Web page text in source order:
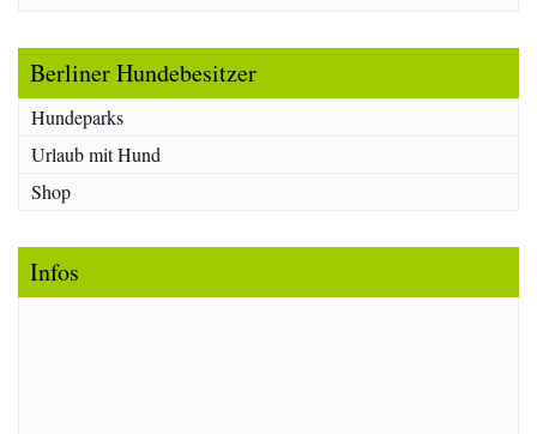
Berliner Hundebesitzer
Hundeparks
Urlaub mit Hund
Shop
Infos